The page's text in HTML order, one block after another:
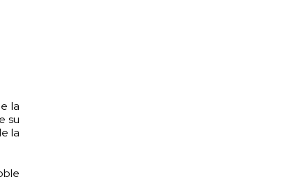
la
su
la